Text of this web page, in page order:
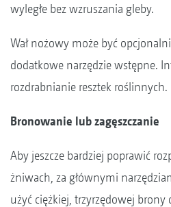
wyległe bez wzruszania gleby.
Wał nożowy może być
dodatkowe narzędzie wstępne.
rozdrabnianie resztek roślinnych.
Bronowanie lub zagęszczanie
Aby jeszcze bardziej poprawić
żniwach, za głównymi
użyć ciężkiej, trzyrzędowej